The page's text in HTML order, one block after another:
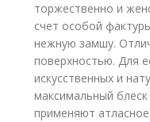
торжественно и
счет особой
нежную замшу.
поверхностью. Для
искусственных и
максимальный
применяют